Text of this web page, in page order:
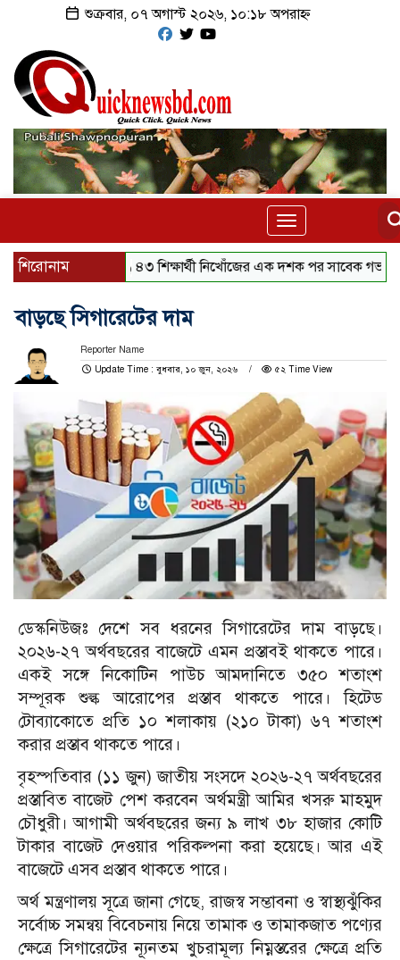
শুক্রবার, ০৭ অগাস্ট ২০২৬, ১০:১৮ অপরাহ্ন
Toggle
navigation
শিরোনাম ৪৩ শিক্ষার্থী নিখোঁজের এক দশক পর সাবেক গভর্নর
বাড়ছে সিগারেটের দাম
Reporter Name
Update Time : বুধবার, ১০ জুন, ২০২৬
৫২ Time View
ডেস্কনিউজঃ দেশে সব ধরনের সিগারেটের দাম বাড়ছে।
২০২৬-২৭ অর্থবছরের বাজেটে এমন প্রস্তাবই থাকতে পারে।
একই সঙ্গে নিকোটিন পাউচ আমদানিতে ৩৫০ শতাংশ
সম্পূরক শুল্ক আরোপের প্রস্তাব থাকতে পারে। হিটেড
টোব্যাকোতে প্রতি ১০ শলাকায় (২১০ টাকা) ৬৭ শতাংশ
করার প্রস্তাব থাকতে পারে।
বৃহস্পতিবার (১১ জুন) জাতীয় সংসদে ২০২৬-২৭ অর্থবছরের
প্রস্তাবিত বাজেট পেশ করবেন অর্থমন্ত্রী আমির খসরু মাহমুদ
চৌধুরী। আগামী অর্থবছরের জন্য ৯ লাখ ৩৮ হাজার কোটি
টাকার বাজেট দেওয়ার পরিকল্পনা করা হয়েছে। আর এই
বাজেটে এসব প্রস্তাব থাকতে পারে।
অর্থ মন্ত্রণালয় সূত্রে জানা গেছে, রাজস্ব সম্ভাবনা ও স্বাস্থ্যঝুঁকির
সর্বোচ্চ সমন্বয় বিবেচনায় নিয়ে তামাক ও তামাকজাত পণ্যের
ক্ষেত্রে সিগারেটের ন্যূনতম খুচরামূল্য নিম্নস্তরের ক্ষেত্রে প্রতি